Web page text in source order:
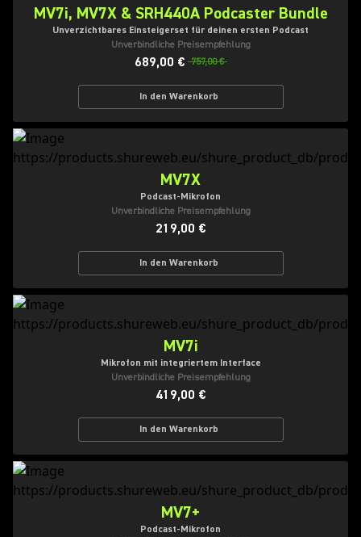
MV7i, MV7X & SRH440A Podcaster Bundle
Unverzichtbares Einsteigerset für deinen ersten Podcast
Unverbindliche Preisempfehlung
689,00 € 757,00 €
In den Warenkorb
MV7X
Podcast-Mikrofon
Unverbindliche Preisempfehlung
219,00 €
In den Warenkorb
MV7i
Mikrofon mit integriertem Interface
Unverbindliche Preisempfehlung
419,00 €
In den Warenkorb
MV7+
Podcast-Mikrofon